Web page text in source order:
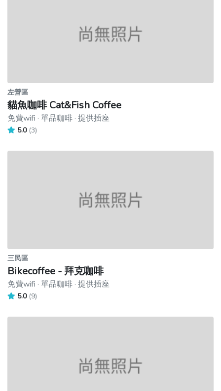
左營區
貓魚咖啡 Cat&Fish Coffee
免費wifi · 單品咖啡 · 提供插座
5.0 (3)
三民區
Bikecoffee - 拜克咖啡
免費wifi · 單品咖啡 · 提供插座
5.0 (9)